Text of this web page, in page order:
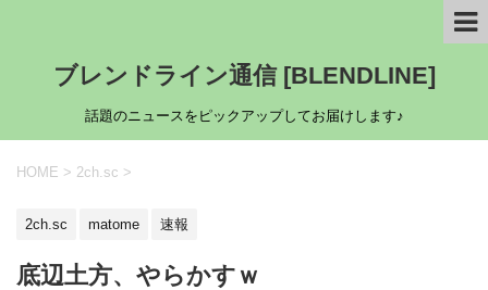
ブレンドライン通信 [BLENDLINE]
話題のニュースをピックアップしてお届けします♪
HOME > 2ch.sc >
2ch.sc matome 速報
底辺土方、やらかすｗ